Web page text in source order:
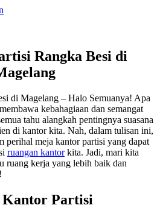
Rangka Besi di
di Magelang – Halo Semuanya! Apa
kebahagiaan dan semangat
tahu alangkah pentingnya suasana
di kantor kita. Nah, dalam tulisan ini,
perihal meja kantor partisi yang dapat
ruangan kantorkita. Jadi, mari kita
ruang kerja yang lebih baik dan
Kantor Partisi